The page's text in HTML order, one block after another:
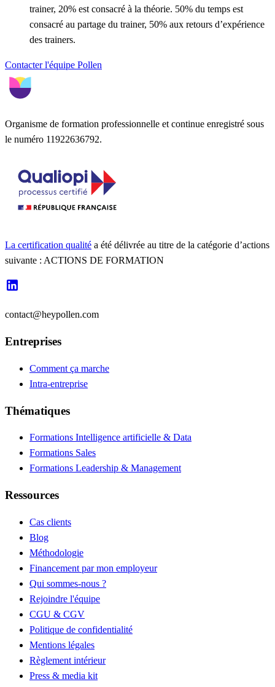
trainer, 20% est consacré à la théorie. 50% du temps est
consacré au partage du trainer, 50% aux retours d’expérience
des trainers.
Contacter l'équipe Pollen
Organisme de formation professionnelle et continue enregistré sous
le numéro 11922636792.
La certification qualité a été délivrée au titre de la catégorie d’actions
suivante : ACTIONS DE FORMATION
contact@heypollen.com
Entreprises
Comment ça marche
Intra-entreprise
Thématiques
Formations Intelligence artificielle & Data
Formations Sales
Formations Leadership & Management
Ressources
Cas clients
Blog
Méthodologie
Financement par mon employeur
Qui sommes-nous ?
Rejoindre l'équipe
CGU & CGV
Politique de confidentialité
Mentions légales
Règlement intérieur
Press & media kit